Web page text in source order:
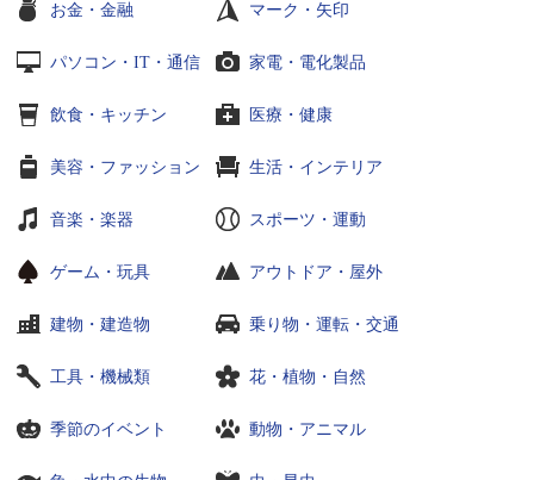
お金・金融 マーク・矢印
パソコン・IT・通信 家電・電化製品
飲食・キッチン 医療・健康
美容・ファッション 生活・インテリア
音楽・楽器 スポーツ・運動
ゲーム・玩具 アウトドア・屋外
建物・建造物 乗り物・運転・交通
工具・機械類 花・植物・自然
季節のイベント 動物・アニマル